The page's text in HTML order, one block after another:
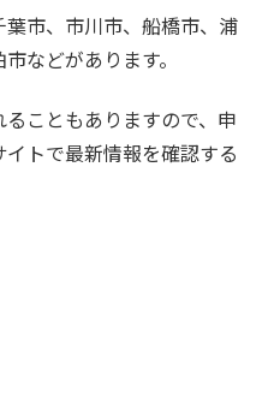
市、市川市、船橋市、浦
などがあります。
こともありますので、申
トで最新情報を確認する